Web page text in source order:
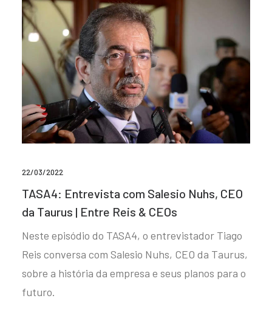
22/03/2022
TASA4: Entrevista com Salesio Nuhs, CEO
da Taurus | Entre Reis & CEOs
Neste episódio do TASA4, o entrevistador Tiago
Reis conversa com Salesio Nuhs, CEO da Taurus,
sobre a história da empresa e seus planos para o
futuro.